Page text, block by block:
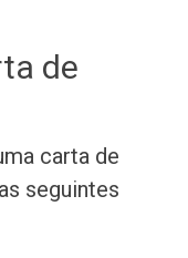
de
carta de
seguintes